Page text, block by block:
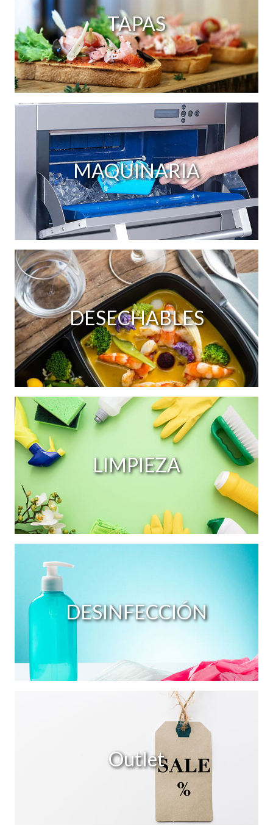
TAPAS
MAQUINARIA
DESECHABLES
LIMPIEZA
DESINFECCIÓN
Outlet